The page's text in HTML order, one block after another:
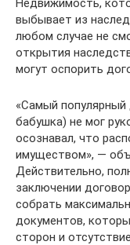
Недвижимость,
выбывает из
любом случае не
открытия
могут оспорить
«Самый популярный
бабушка) не мог
осознавал, что
имуществом», —
Действительно,
заключении
собрать
документов,
сторон и